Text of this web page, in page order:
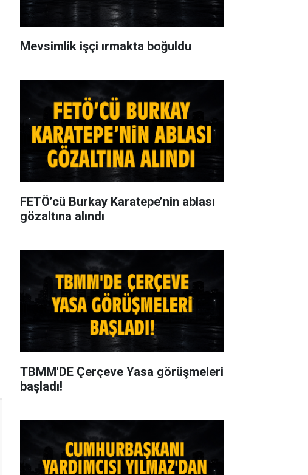
Mevsimlik işçi ırmakta boğuldu
FETÖ’cü Burkay Karatepe’nin ablası
gözaltına alındı
TBMM'DE Çerçeve Yasa görüşmeleri
başladı!